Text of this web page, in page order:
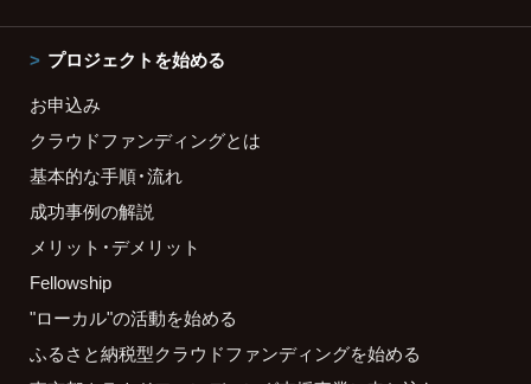
プロジェクトを始める
お申込み
クラウドファンディングとは
基本的な手順・流れ
成功事例の解説
メリット・デメリット
Fellowship
"ローカル"の活動を始める
ふるさと納税型クラウドファンディングを始める